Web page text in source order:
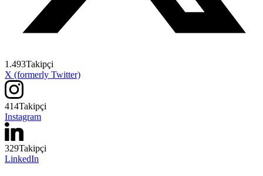
1.493Takipçi
X (formerly Twitter)
414Takipçi
Instagram
329Takipçi
LinkedIn